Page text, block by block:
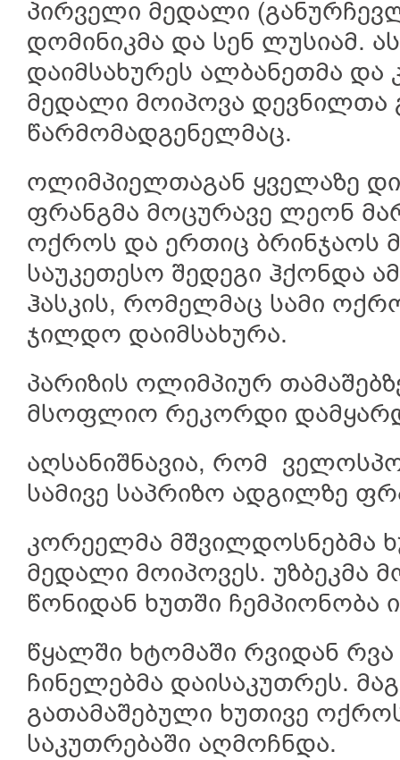
პირველი მედალი
დომინიკმა და სენ ლუსიამ.
დაიმსახურეს ალბანეთმა და
მედალი მოიპოვა დევნილთა
წარმომადგენელმაც.
ოლიმპიელთაგან ყველაზე
ფრანგმა მოცურავე ლეონ
ოქროს და ერთიც ბრინჯაოს
საუკეთესო შედეგი ჰქონდა
ჰასკის, რომელმაც სამი
ჯილდო დაიმსახურა.
პარიზის ოლიმპიურ
მსოფლიო რეკორდი
აღსანიშნავია, რომ
სამივე საპრიზო ადგილზე
კორეელმა მშვილდოსნებმა
მედალი მოიპოვეს. უზბეკმა
წონიდან ხუთში ჩემპიონობა
წყალში ხტომაში რვიდან
ჩინელებმა დაისაკუთრეს.
გათამაშებული ხუთივე
საკუთრებაში აღმოჩნდა.